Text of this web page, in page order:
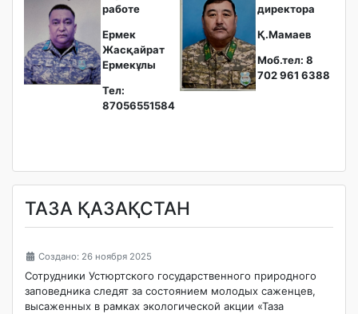
работе
Ермек
Жасқайрат
Ермекұлы
Тел:
87056551584
директора
Қ.Мамаев
Моб.тел: 8
702 961 6388
ТАЗА ҚАЗАҚСТАН
Создано: 26 ноября 2025
Сотрудники Устюртского государственного природного
заповедника следят за состоянием молодых саженцев,
высаженных в рамках экологической акции «Таза